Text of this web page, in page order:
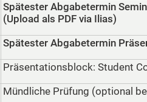
Spätester Abgabetermin
(Upload als PDF via Ilias)
Spätester Abgabetermin
Präsentationsblock: Student
Mündliche Prüfung (optional